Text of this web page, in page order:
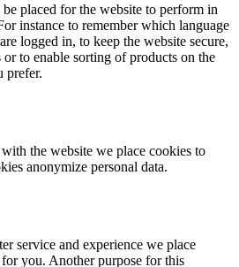
placed for the website to perform in
instance to remember which language
logged in, to keep the website secure,
to enable sorting of products on the
prefer.
the website we place cookies to
anonymize personal data.
service and experience we place
you. Another purpose for this